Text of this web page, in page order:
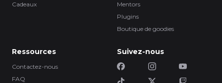
Cadeaux
Mentors
Plugins
Boutique de goodies
Ressources
Contactez-nous
FAQ
Suivez-nous